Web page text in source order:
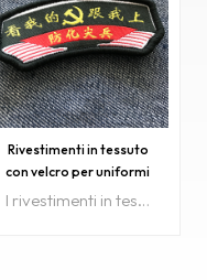
Rivestimenti in tessuto
con velcro per uniformi
I rivestimenti in tessuto con velcro sono perfetti per velocizzare, stirare o cucire direttamente in uniforme.